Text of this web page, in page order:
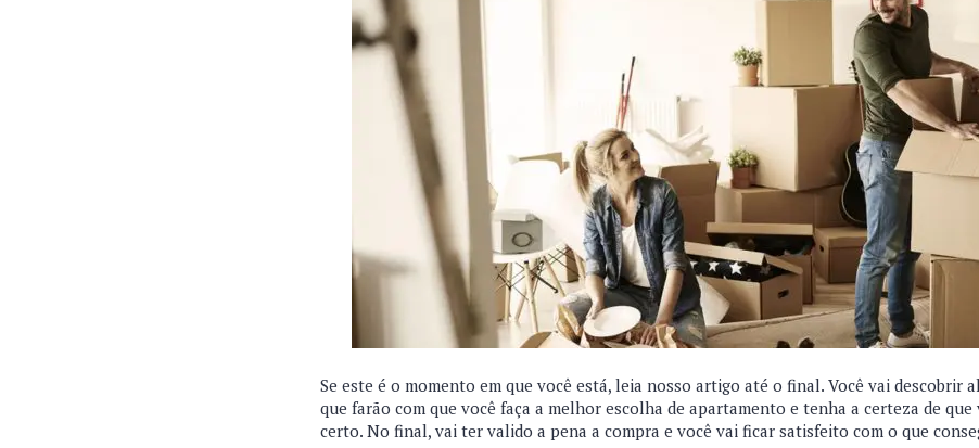
Se este é o momento em que você está, leia nosso artigo até o final. Você vai descobrir
que farão com que você faça a melhor escolha de apartamento e tenha a certeza de
certo. No final, vai ter valido a pena a compra e você vai ficar satisfeito com o que